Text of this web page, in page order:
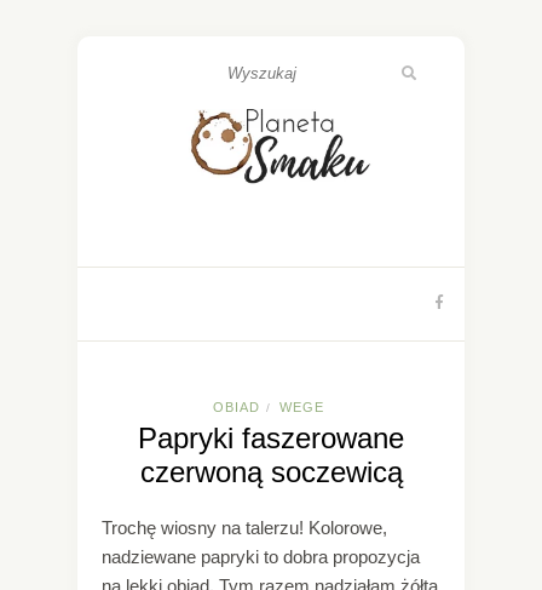
OBIAD / WEGE
Papryki faszerowane
czerwoną soczewicą
Trochę wiosny na talerzu! Kolorowe,
nadziewane papryki to dobra propozycja
na lekki obiad. Tym razem nadziałam żółtą